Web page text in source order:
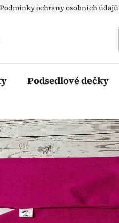
Podmínky ochrany osobních údajů
Podsedlové dečky